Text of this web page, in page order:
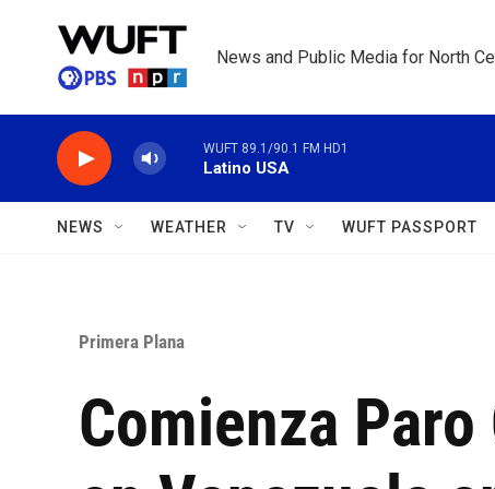
News and Public Media for North
WUFT 89.1/90.1 FM HD1
Latino USA
NEWS WEATHER TV WUFT PASSPORT
Primera Plana
Comienza